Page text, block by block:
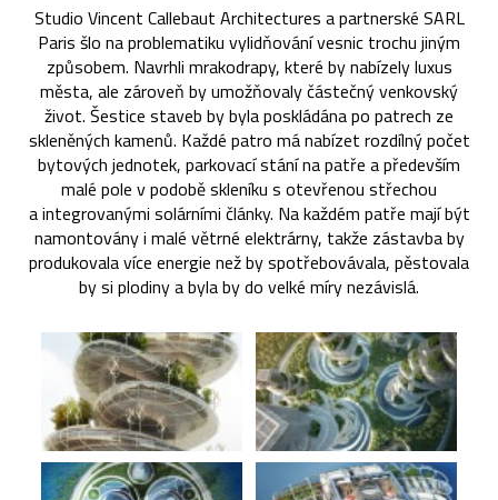
Studio Vincent Callebaut Architectures a partnerské SARL
Paris šlo na problematiku vylidňování vesnic trochu jiným
způsobem. Navrhli mrakodrapy, které by nabízely luxus
města, ale zároveň by umožňovaly částečný venkovský
život. Šestice staveb by byla poskládána po patrech ze
skleněných kamenů. Každé patro má nabízet rozdílný počet
bytových jednotek, parkovací stání na patře a především
malé pole v podobě skleníku s otevřenou střechou
a integrovanými solárními články. Na každém patře mají být
namontovány i malé větrné elektrárny, takže zástavba by
produkovala více energie než by spotřebovávala, pěstovala
by si plodiny a byla by do velké míry nezávislá.